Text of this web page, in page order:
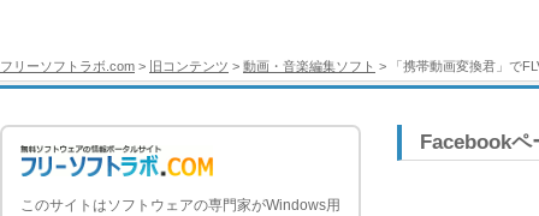
フリーソフトラボ.com > 旧コンテンツ > 動画・音楽編集ソフト > 「携帯動画変換君」で
このサイトはソフトウェアの専門家がWindows用
Facebookペ